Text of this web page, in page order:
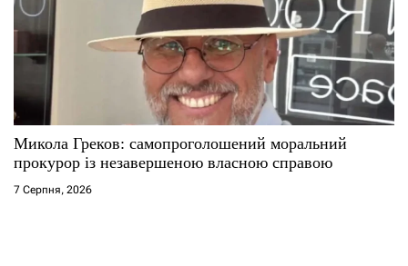
Микола Греков: самопроголошений моральний
прокурор із незавершеною власною справою
7 Серпня, 2026